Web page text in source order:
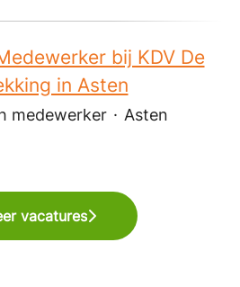
bij KDV De
in Asten
medewerker · Asten
vacatures